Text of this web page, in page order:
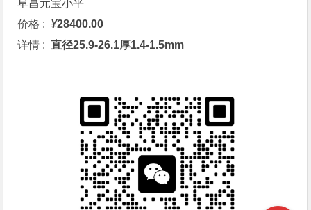
阜昌元宝小平
价格 :¥28400.00
详情 :直径25.9-26.1厚1.4-1.5mm